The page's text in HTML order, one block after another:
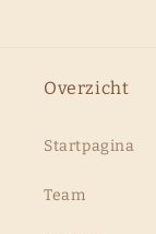
Overzicht
Startpagina
Team